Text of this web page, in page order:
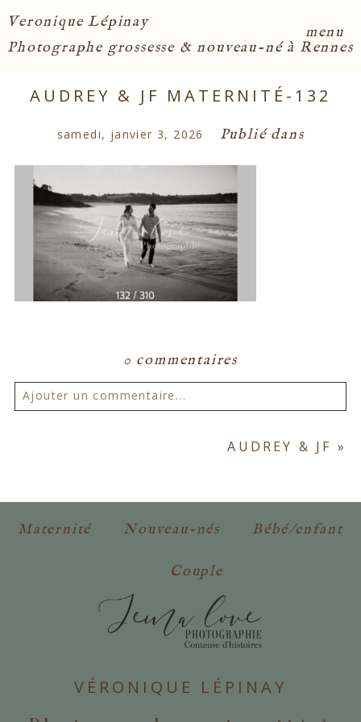
menu
Veronique Lépinay
Photographe grossesse & nouveau-né à Rennes
AUDREY & JF MATERNITÉ-132
samedi, janvier 3, 2026 Publié dans
0 commentaires
Ajouter un commentaire...
jamais publié ou partagé.
AUDREY & JF »
Maternité Nouveau-nés Bébé/enfant
Couple
VÉRONIQUE LÉPINAY